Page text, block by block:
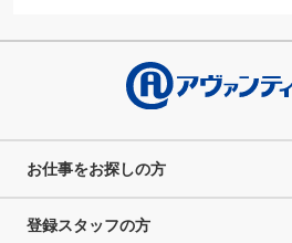
お仕事をお探しの方
登録スタッフの方